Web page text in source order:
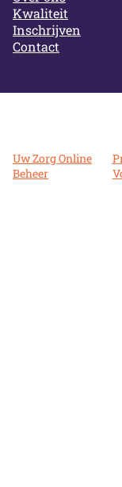
Kwaliteit
Inschrijven
Contact
Uw Zorg Online
Beheer